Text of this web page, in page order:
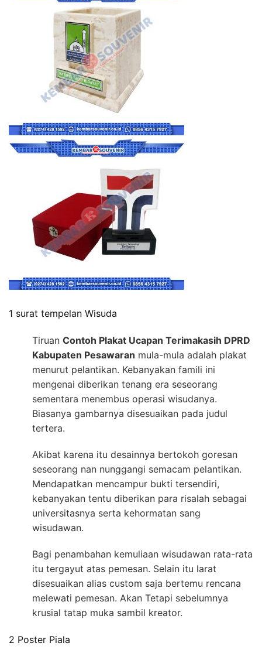
1 surat tempelan Wisuda
Tiruan Contoh Plakat Ucapan Terimakasih DPRD
Kabupaten Pesawaran mula-mula adalah plakat
menurut pelantikan. Kebanyakan famili ini
mengenai diberikan tenang era seseorang
sementara menembus operasi wisudanya.
Biasanya gambarnya disesuaikan pada judul
tertera.
Akibat karena itu desainnya bertokoh goresan
seseorang nan nunggangi semacam pelantikan.
Mendapatkan mencampur bukti tersendiri,
kebanyakan tentu diberikan para risalah sebagai
universitasnya serta kehormatan sang
wisudawan.
Bagi penambahan kemuliaan wisudawan rata-rata
itu tergayut atas pemesan. Selain itu larat
disesuaikan alias custom saja bertemu rencana
melewati pemesan. Akan Tetapi sebelumnya
krusial tatap muka sambil kreator.
2 Poster Piala